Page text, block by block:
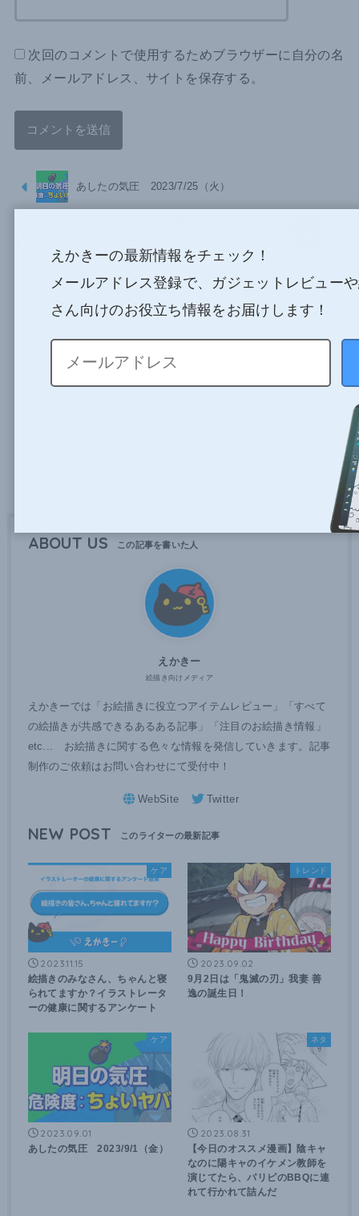
次回のコメントで使用するためブラウザーに自分の名
前、メールアドレス、サイトを保存する。
あしたの気圧 2023/7/25（火）
ABOUT US
えかきー
絵描き向けメディア
えかきーでは「お絵描きに役立つアイテムレビュー」「すべて
の絵描きが共感できるあるある記事」「注目のお絵描き情報」
etc... お絵描きに関する色々な情報を発信していきます。記事
制作のご依頼はお問い合わせにて受付中！
NEW POST
ケア
2023.11.15
絵描きのみなさん、ちゃんと寝
られてますか？イラストレータ
ーの健康に関するアンケート
トレンド
2023.09.02
9月2日は「鬼滅の刃」我妻 善
逸の誕生日！
ケア
2023.09.01
あしたの気圧 2023/9/1（金）
ネタ
2023.08.31
【今日のオススメ漫画】陰キャ
なのに陽キャのイケメン教師を
演じてたら、パリピのBBQに連
れて行かれて詰んだ
えかきーの最新情報をチェック！
メールアドレス登録で、ガジェットレビュー
さん向けのお役立ち情報をお届けします！